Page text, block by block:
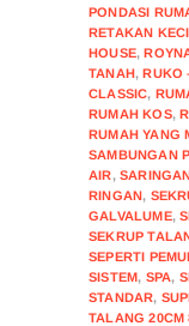
PONDASI
RETAKAN
HOUSE,
TANAH,RUKO
CLASSIC,
RUMAH KOS,
RUMAH YANG
SAMBUNGAN
AIR,
RINGAN,
GALVALUME,
SEKRUP
SEPERTI
SISTEM, SPA,
STANDAR,
TALANG 20CM